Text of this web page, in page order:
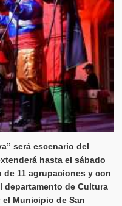
será escenario del
hasta el sábado
11 agrupaciones y con
departamento de Cultura
Municipio de San